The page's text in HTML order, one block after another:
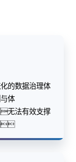
的数据治理体
体
法有效支撑